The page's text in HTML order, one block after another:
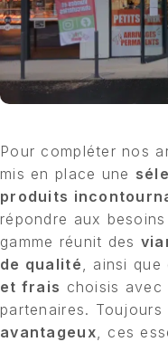
Pour compléter nos
mis en place une
produits
répondre aux
gamme réunit des
de qualité , ainsi que
et frais choisis avec
partenaires. Toujours
avantageux , ces